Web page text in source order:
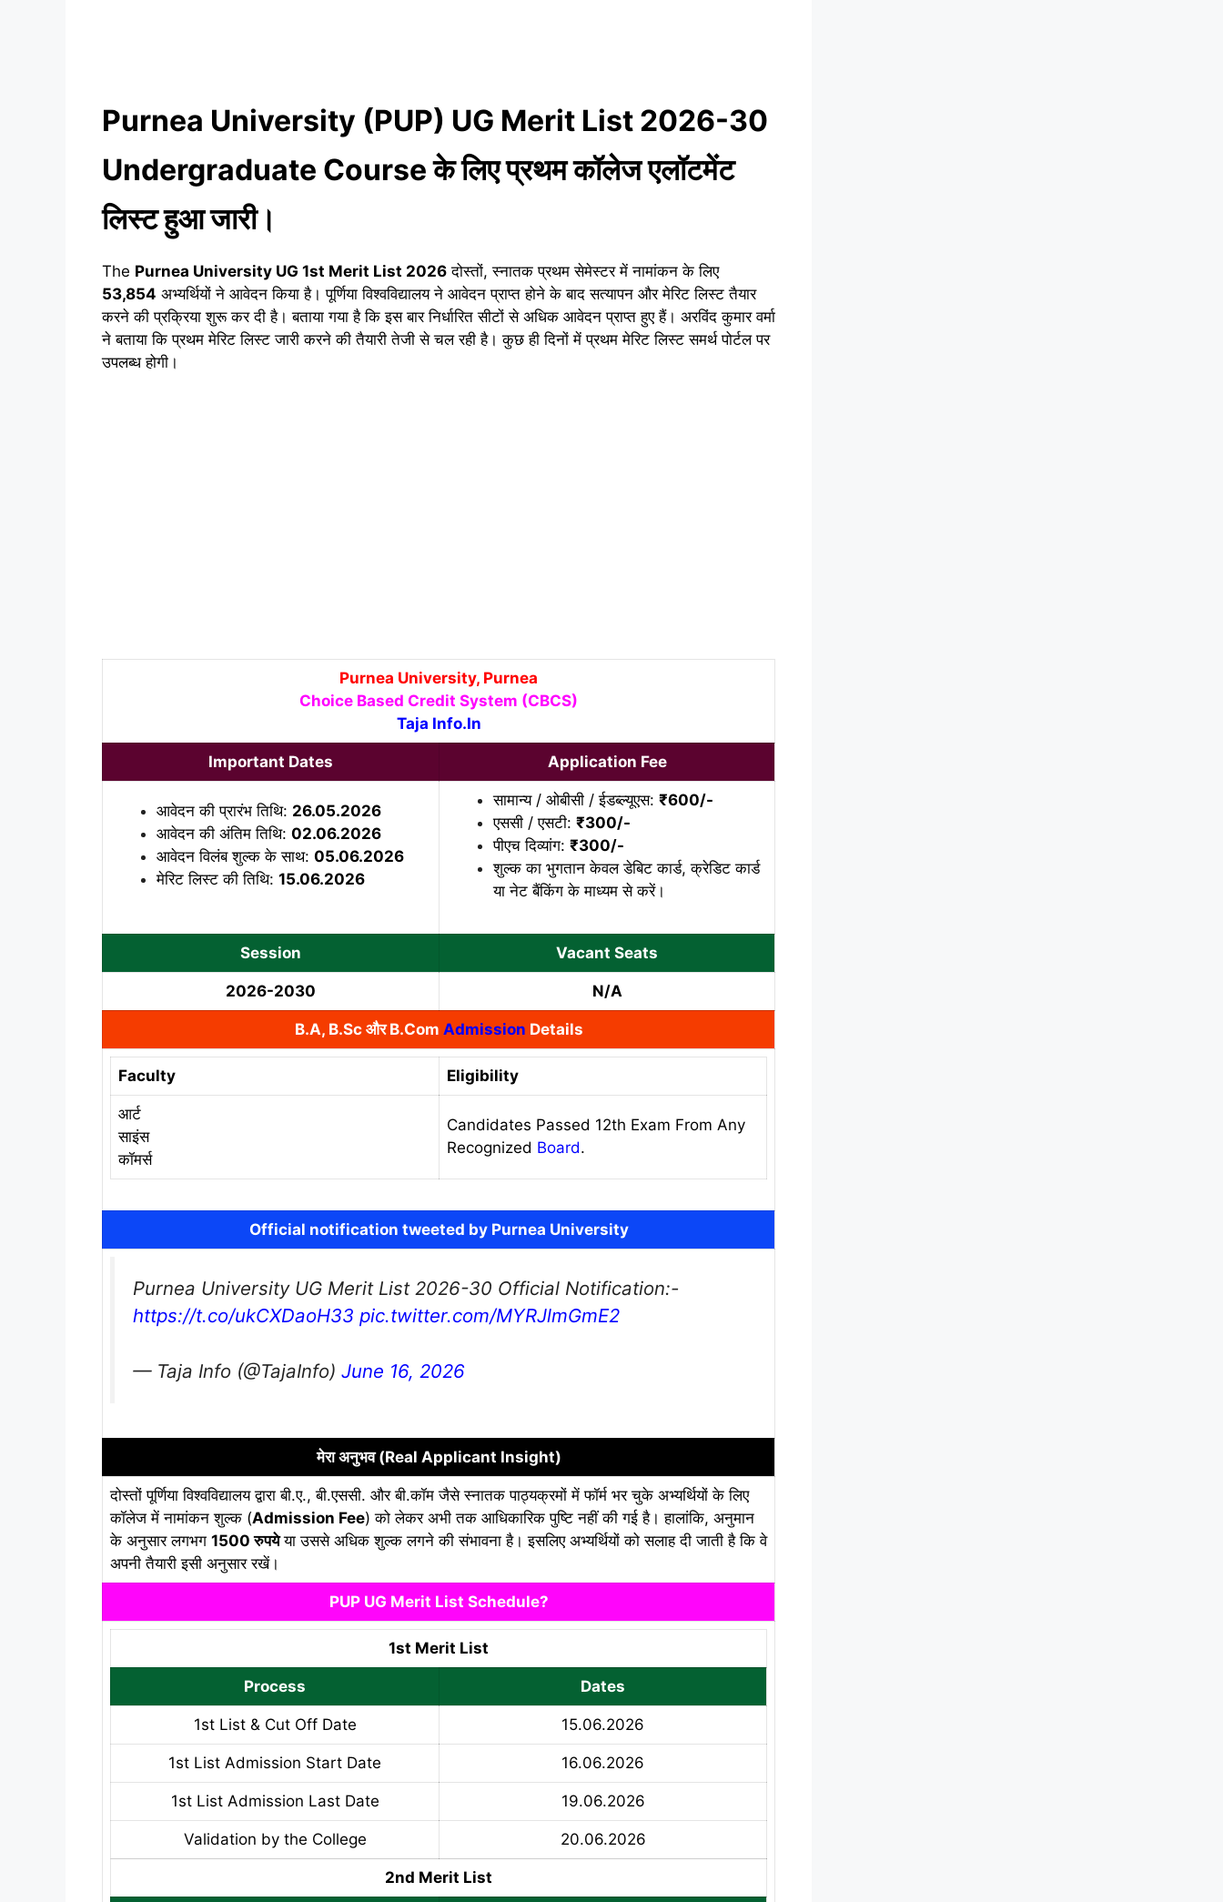
Purnea University (PUP) UG Merit List 2026-30
Undergraduate Course के लिए प्रथम कॉलेज एलॉटमेंट
लिस्ट हुआ जारी।
The Purnea University UG 1st Merit List 2026 दोस्तों, स्नातक प्रथम सेमेस्टर में नामांकन के लिए
53,854 अभ्यर्थियों ने आवेदन किया है। पूर्णिया विश्वविद्यालय ने आवेदन प्राप्त होने के बाद सत्यापन और मेरिट लिस्ट तैयार
करने की प्रक्रिया शुरू कर दी है। बताया गया है कि इस बार निर्धारित सीटों से अधिक आवेदन प्राप्त हुए हैं। अरविंद कुमार वर्मा
ने बताया कि प्रथम मेरिट लिस्ट जारी करने की तैयारी तेजी से चल रही है। कुछ ही दिनों में प्रथम मेरिट लिस्ट समर्थ पोर्टल पर
उपलब्ध होगी।
Purnea University, Purnea
Choice Based Credit System (CBCS)
Taja Info.In
Important Dates Application Fee
आवेदन की प्रारंभ तिथि: 26.05.2026
आवेदन की अंतिम तिथि: 02.06.2026
आवेदन विलंब शुल्क के साथ: 05.06.2026
मेरिट लिस्ट की तिथि: 15.06.2026
सामान्य / ओबीसी / ईडब्ल्यूएस: ₹600/-
एससी / एसटी: ₹300/-
पीएच दिव्यांग: ₹300/-
शुल्क का भुगतान केवल डेबिट कार्ड, क्रेडिट कार्ड
या नेट बैंकिंग के माध्यम से करें।
Session Vacant Seats
2026-2030 N/A
B.A, B.Sc और B.Com Admission Details
Faculty Eligibility
आर्ट
साइंस
कॉमर्स
Candidates Passed 12th Exam From Any
Recognized Board.
Official notification tweeted by Purnea University
Purnea University UG Merit List 2026-30 Official Notification:-
https://t.co/ukCXDaoH33 pic.twitter.com/MYRJlmGmE2
— Taja Info (@TajaInfo) June 16, 2026
मेरा अनुभव (Real Applicant Insight)
दोस्तों पूर्णिया विश्वविद्यालय द्वारा बी.ए., बी.एससी. और बी.कॉम जैसे स्नातक पाठ्यक्रमों में फॉर्म भर चुके अभ्यर्थियों के लिए
कॉलेज में नामांकन शुल्क (Admission Fee) को लेकर अभी तक आधिकारिक पुष्टि नहीं की गई है। हालांकि, अनुमान
के अनुसार लगभग 1500 रुपयेया उससे अधिक शुल्क लगने की संभावना है। इसलिए अभ्यर्थियों को सलाह दी जाती है कि वे
अपनी तैयारी इसी अनुसार रखें।
PUP UG Merit List Schedule?
1st Merit List
Process Dates
1st List & Cut Off Date 15.06.2026
1st List Admission Start Date 16.06.2026
1st List Admission Last Date 19.06.2026
Validation by the College 20.06.2026
2nd Merit List